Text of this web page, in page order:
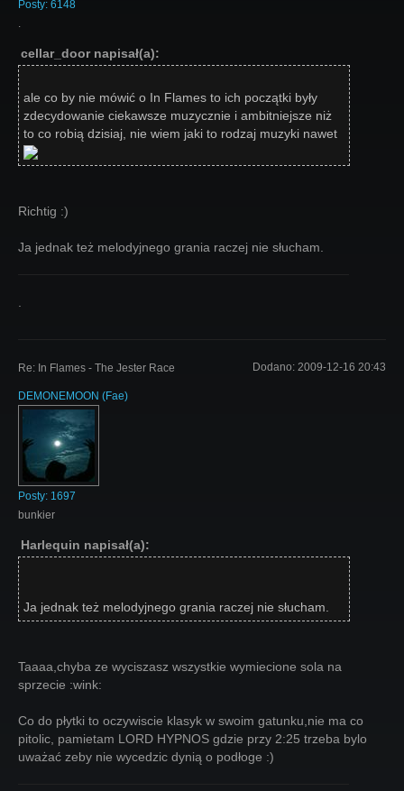
Posty: 6148
cellar_door napisał(a):
ale co by nie mówić o In Flames to ich początki były
zdecydowanie ciekawsze muzycznie i ambitniejsze niż
to co robią dzisiaj, nie wiem jaki to rodzaj muzyki nawet
Richtig :)
Ja jednak też melodyjnego grania raczej nie słucham.
Re: In Flames - The Jester Race Dodano: 2009-12-16 20:43
DEMONEMOON (Fae)
Posty: 1697
bunkier
Harlequin napisał(a):
Ja jednak też melodyjnego grania raczej nie słucham.
Taaaa,chyba ze wyciszasz wszystkie wymiecione sola na
sprzecie :wink:
Co do płytki to oczywiscie klasyk w swoim gatunku,nie ma co
pitolic, pamietam LORD HYPNOS gdzie przy 2:25 trzeba bylo
uważać zeby nie wycedzic dynią o podłoge :)